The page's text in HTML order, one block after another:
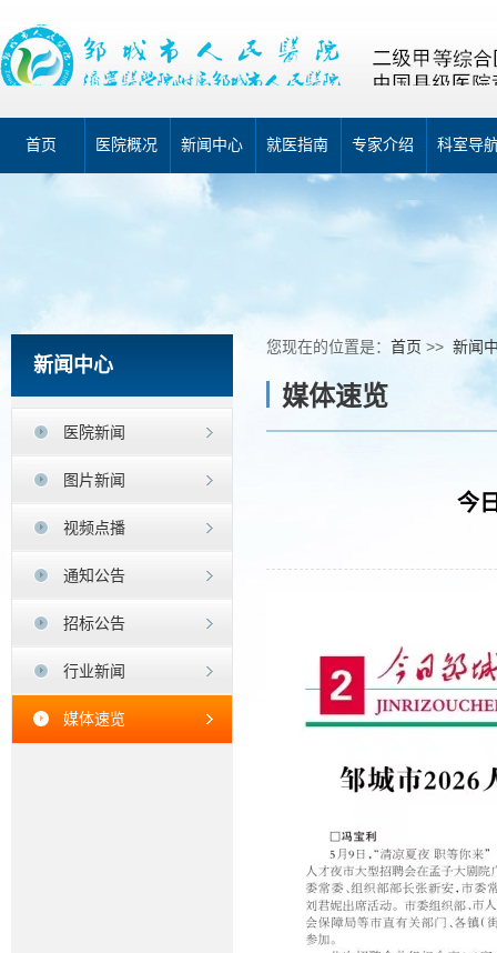
首页 医院概况 新闻中心 就医指南 专家介绍 科室导
新闻中心
医院新闻
图片新闻
视频点播
通知公告
招标公告
行业新闻
媒体速览
您现在的位置是： 首页 >> 新闻
媒体速览
今